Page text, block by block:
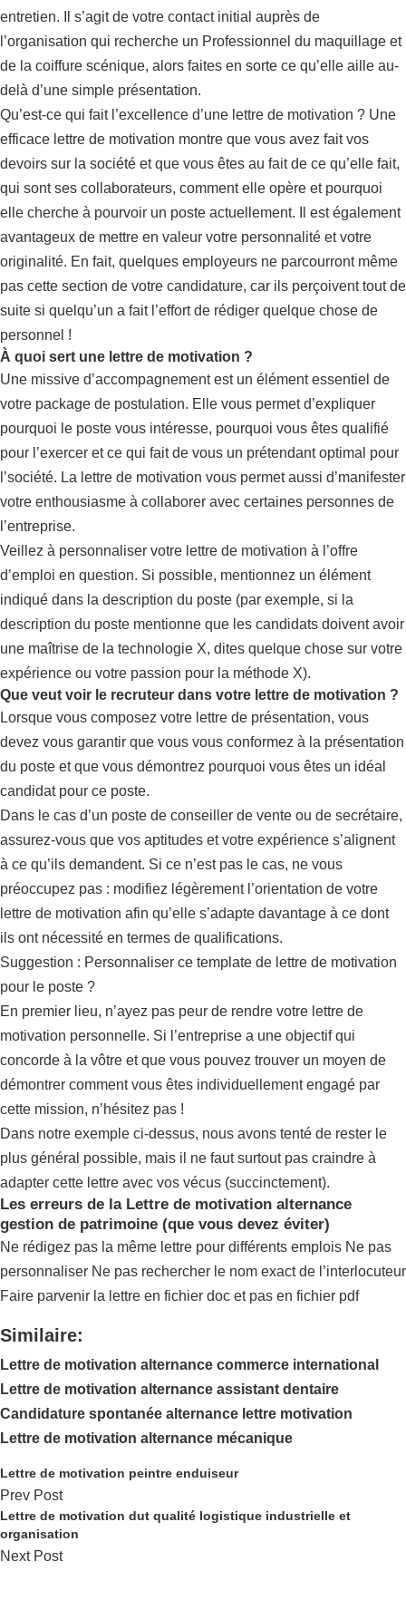
entretien. Il s’agit de votre contact initial auprès de
l’organisation qui recherche un Professionnel du maquillage et
de la coiffure scénique, alors faites en sorte ce qu’elle aille au-
delà d’une simple présentation.
Qu’est-ce qui fait l’excellence d’une lettre de motivation ? Une
efficace lettre de motivation montre que vous avez fait vos
devoirs sur la société et que vous êtes au fait de ce qu’elle fait,
qui sont ses collaborateurs, comment elle opère et pourquoi
elle cherche à pourvoir un poste actuellement. Il est également
avantageux de mettre en valeur votre personnalité et votre
originalité. En fait, quelques employeurs ne parcourront même
pas cette section de votre candidature, car ils perçoivent tout de
suite si quelqu’un a fait l’effort de rédiger quelque chose de
personnel !
À quoi sert une lettre de motivation ?
Une missive d’accompagnement est un élément essentiel de
votre package de postulation. Elle vous permet d’expliquer
pourquoi le poste vous intéresse, pourquoi vous êtes qualifié
pour l’exercer et ce qui fait de vous un prétendant optimal pour
l’société. La lettre de motivation vous permet aussi d’manifester
votre enthousiasme à collaborer avec certaines personnes de
l’entreprise.
Veillez à personnaliser votre lettre de motivation à l’offre
d’emploi en question. Si possible, mentionnez un élément
indiqué dans la description du poste (par exemple, si la
description du poste mentionne que les candidats doivent avoir
une maîtrise de la technologie X, dites quelque chose sur votre
expérience ou votre passion pour la méthode X).
Que veut voir le recruteur dans votre lettre de motivation ?
Lorsque vous composez votre lettre de présentation, vous
devez vous garantir que vous vous conformez à la présentation
du poste et que vous démontrez pourquoi vous êtes un idéal
candidat pour ce poste.
Dans le cas d’un poste de conseiller de vente ou de secrétaire,
assurez-vous que vos aptitudes et votre expérience s’alignent
à ce qu’ils demandent. Si ce n’est pas le cas, ne vous
préoccupez pas : modifiez légèrement l’orientation de votre
lettre de motivation afin qu’elle s’adapte davantage à ce dont
ils ont nécessité en termes de qualifications.
Suggestion : Personnaliser ce template de lettre de motivation
pour le poste ?
En premier lieu, n’ayez pas peur de rendre votre lettre de
motivation personnelle. Si l’entreprise a une objectif qui
concorde à la vôtre et que vous pouvez trouver un moyen de
démontrer comment vous êtes individuellement engagé par
cette mission, n’hésitez pas !
Dans notre exemple ci-dessus, nous avons tenté de rester le
plus général possible, mais il ne faut surtout pas craindre à
adapter cette lettre avec vos vécus (succinctement).
Les erreurs de la Lettre de motivation alternance
gestion de patrimoine (que vous devez éviter)
Ne rédigez pas la même lettre pour différents emplois Ne pas
personnaliser Ne pas rechercher le nom exact de l’interlocuteur
Faire parvenir la lettre en fichier doc et pas en fichier pdf
Similaire:
Lettre de motivation alternance commerce international
Lettre de motivation alternance assistant dentaire
Candidature spontanée alternance lettre motivation
Lettre de motivation alternance mécanique
Lettre de motivation peintre enduiseur
Prev Post
Lettre de motivation dut qualité logistique industrielle et
organisation
Next Post